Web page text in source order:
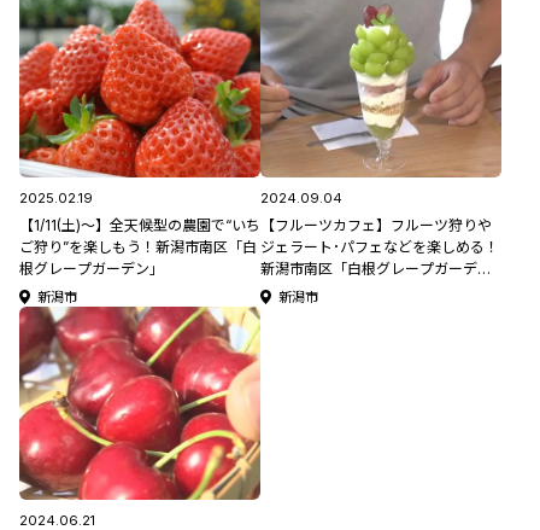
2026】
2025.02.19
【1/11(土)～】全天候型の農園で“いち
ご狩り”を楽しもう！新潟市南区「白
根グレープガーデン」
新潟市
2024.09.04
【フルーツカフェ】フルーツ狩りや
ジェラート･パフェなどを楽しめる！
新潟市南区「白根グレープガーデ
ン」新潟市
2024.06.21